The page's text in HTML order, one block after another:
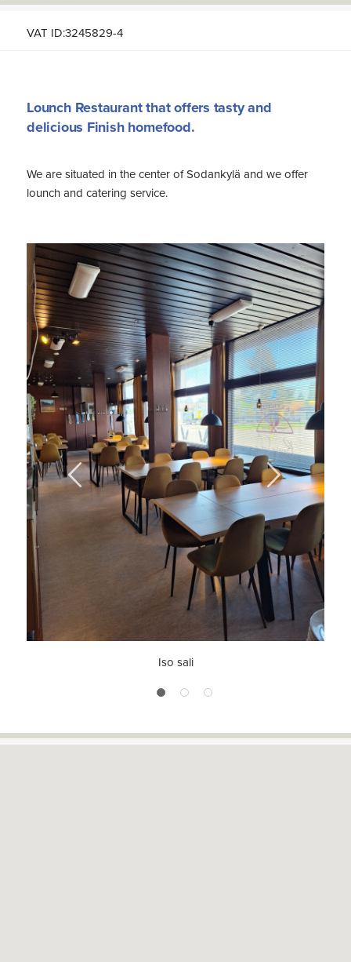
VAT ID:3245829-4
Lounch Restaurant that offers tasty and
delicious Finish homefood.
We are situated in the center of Sodankylä and we offer
lounch and catering service.
Previous
Iso sali
Next
2